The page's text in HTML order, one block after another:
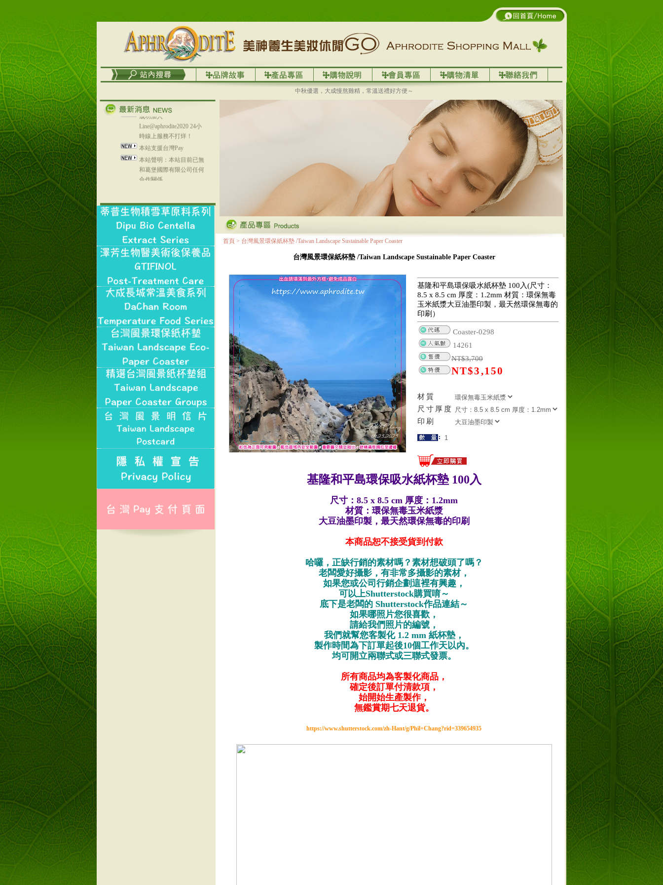
中秋優選，大成慢熬雞精，常溫送禮好方便～
列，可以郵寄至部分亞太
地區～
在外租屋者、居住處無管
理員、不方便在工作地點
取件者，歡迎多多使用
【郵局i郵箱】的服務喔～
【i郵箱】設立的地點，請
成功加入
Line@aphrodite2020 24小
時線上服務不打烊！
本站支援台灣Pay
本站聲明：本站目前已無
和葛堡國際有限公司任何
合作關係
本站支援支付宝
陆运费不限重量，调降为
NT$320(RMB￥71.00)
首頁 > 台灣風景環保紙杯墊 /Taiwan Landscape Sustainable Paper Coaster
台灣風景環保紙杯墊 /Taiwan Landscape Sustainable Paper Coaster
基隆和平島環保吸水紙杯墊 100入(尺寸：
8.5 x 8.5 cm 厚度：1.2mm 材質：環保無毒
玉米紙漿大豆油墨印製，最天然環保無毒的
印刷）
Coaster-0298
14261
NT$3,700
NT$3,150
材質
尺寸厚度
印刷
基隆和平島環保吸水紙杯墊 100入
尺寸：8.5 x 8.5 cm 厚度：1.2mm
材質：環保無毒玉米紙漿
大豆油墨印製，最天然環保無毒的印刷
本商品恕不接受貨到付款
哈囉，正缺行銷的素材嗎？素材想破頭了嗎？
老闆愛好攝影，有非常多攝影的素材，
如果您或公司行銷企劃這裡有興趣，
可以上Shutterstock購買唷～
底下是老闆的 Shutterstock作品連結～
如果哪照片您很喜歡，
請給我們照片的編號，
我們就幫您客製化 1.2 mm 紙杯墊，
製作時間為下訂單起後10個工作天以內。
均可開立兩聯式或三聯式發票。
所有商品均為客製化商品，
確定後訂單付清款項，
始開始生產製作，
無鑑賞期七天退貨。
https://www.shutterstock.com/zh-Hant/g/Phil+Chang?rid=339654935